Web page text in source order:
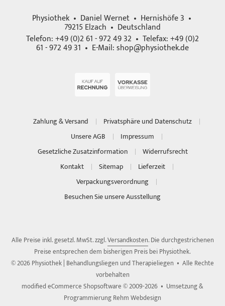
Physiothek • Daniel Wernet • Hernishöfe 3 •
79215 Elzach • Deutschland
Telefon: +49 (0)2 61 - 972 49 32 • Telefax: +49 (0)2
61 - 972 49 31 • E-Mail:shop@physiothek.de
Zahlung & Versand
Privatsphäre und Datenschutz
Unsere AGB
Impressum
Gesetzliche Zusatzinformation
Widerrufsrecht
Kontakt
Sitemap
Lieferzeit
Verpackungsverordnung
Besuchen Sie unsere Ausstellung
Alle Preise inkl. gesetzl. MwSt. zzgl.Versandkosten. Die durchgestrichenen
Preise entsprechen dem bisherigen Preis bei Physiothek.
© 2026 Physiothek | Behandlungsliegen und Therapieliegen • Alle Rechte
vorbehalten
modified eCommerce Shopsoftware © 2009-2026 • Umsetzung &
Programmierung Rehm Webdesign